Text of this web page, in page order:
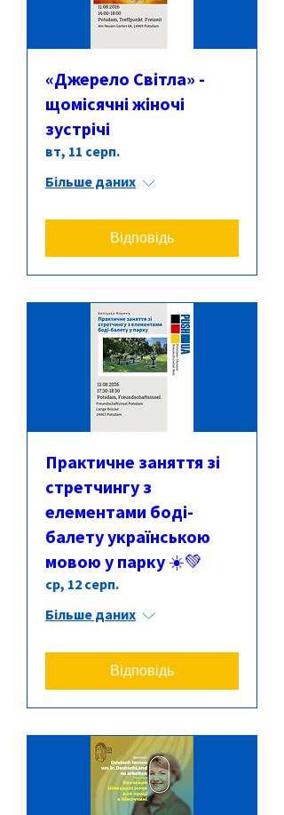
«Джерело Світла» -
щомісячні жіночі
зустрічі
вт, 11 серп.
Більше даних
Відповідь
Практичне заняття зі
стретчингу з
елементами боді-
балету українською
мовою у парку ☀️💚
ср, 12 серп.
Більше даних
Відповідь